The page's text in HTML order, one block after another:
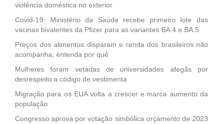
violência doméstica no exterior
Covid-19: Ministério da Saúde recebe primeiro lote das
vacinas bivalentes da Pfizer para as variantes BA.4 e BA.5
Preços dos alimentos disparam e renda dos brasileiros não
acompanha; entenda por quê
Mulheres foram vetadas de universidades afegãs por
desrespeito a código de vestimenta
Migração para os EUA volta a crescer e marca aumento da
população
Congresso aprova por votação simbólica orçamento de 2023